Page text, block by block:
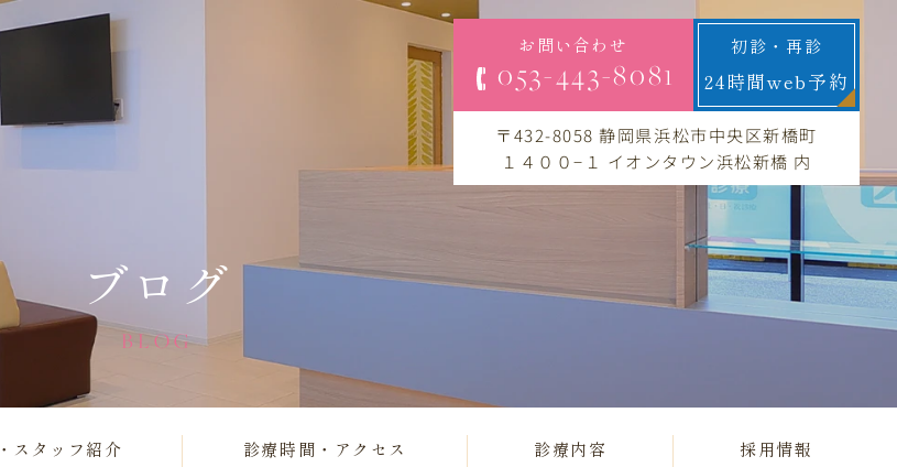
お問い合わせ
053-443-8081
初診・再診
24時間web予約
〒432-8058 静岡県浜松市中央区新橋町
１４００−１ イオンタウン浜松新橋 内
ブログ
BLOG
スタッフ紹介 診療時間・アクセス 診療内容 採用情報